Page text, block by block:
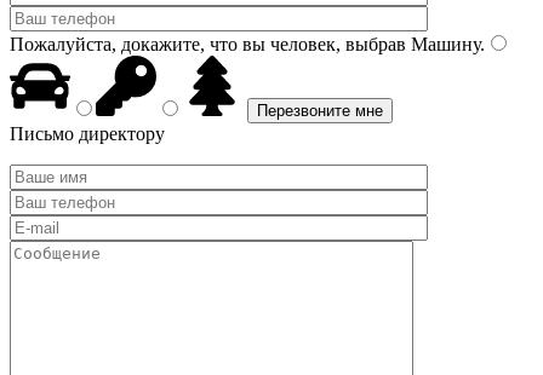
Пожалуйста, докажите, что вы человек, выбрав Машину.
Письмо директору